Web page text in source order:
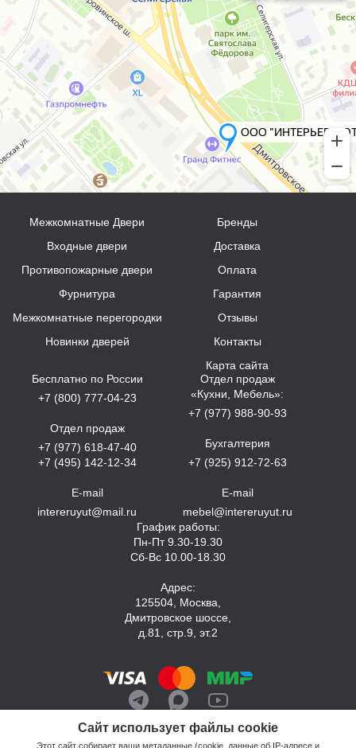
Сайт использует файлы cookie
Этот сайт собирает ваши метаданные (cookie, данные об IP-адресе и
Межкомнатные Двери
Входные двери
Противопожарные двери
Фурнитура
Межкомнатные перегородки
Новинки дверей
Бренды
Доставка
Оплата
Гарантия
Отзывы
Контакты
Карта сайта
Бесплатно по России
+7 (800) 777-04-23
Отдел продаж
+7 (977) 618-47-40
+7 (495) 142-12-34
E-mail
intereruyut@mail.ru
Отдел продаж
«Кухни, Мебель»:
+7 (977) 988-90-93
Бухгалтерия
+7 (925) 912-72-63
E-mail
mebel@intereruyut.ru
График работы:
Пн-Пт 9.30-19.30
Сб-Вс 10.00-18.30
Адрес:
125504, Москва,
Дмитровское шоссе,
д.81, стр.9, эт.2